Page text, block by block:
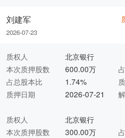
刘建军
2026-07-23
质权人
北京银行
本次质押股数
600.00万
占总股本比
1.74%
质押日期
2026-07-21
质权人
北京银行
本次质押股数
300.00万